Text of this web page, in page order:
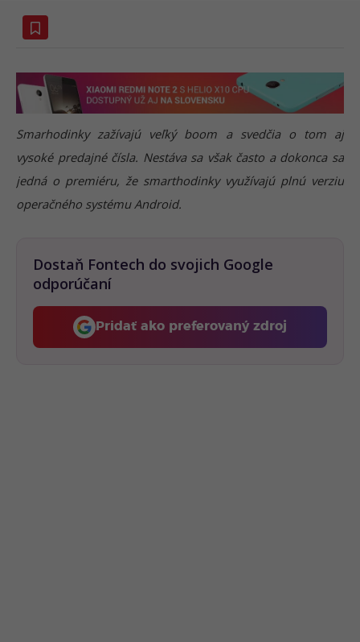
Smarhodinky zažívajú veľký boom a svedčia o tom aj
vysoké predajné čísla. Nestáva sa však často a dokonca sa
jedná o premiéru, že smarthodinky využívajú plnú verziu
operačného systému Android.
Dostaň Fontech do svojich Google
odporúčaní
Pridať ako preferovaný zdroj
Fontech, odkaz sa otvorí v